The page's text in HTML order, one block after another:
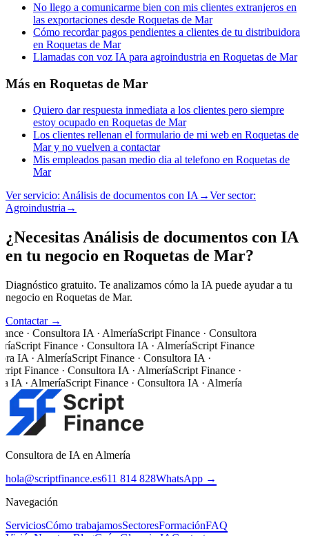
No llego a comunicarme bien con mis clientes extranjeros en
las exportaciones desde Roquetas de Mar
Cómo recordar pagos pendientes a clientes de tu distribuidora
en Roquetas de Mar
Llamadas con voz IA para agroindustria en Roquetas de Mar
Más en Roquetas de Mar
Quiero dar respuesta inmediata a los clientes pero siempre
estoy ocupado en Roquetas de Mar
Los clientes rellenan el formulario de mi web en Roquetas de
Mar y no vuelven a contactar
Mis empleados pasan medio dia al telefono en Roquetas de
Mar
Ver servicio: Análisis de documentos con IA →Ver sector:
Agroindustria →
¿Necesitas Análisis de documentos con IA
en tu negocio en Roquetas de Mar?
Diagnóstico gratuito. Te analizamos cómo la IA puede ayudar a tu
negocio en Roquetas de Mar.
Contactar →
· Consultora IA · AlmeríaScript Finance · Consultora
Script Finance · Consultora IA · AlmeríaScript Finance
IA · AlmeríaScript Finance · Consultora IA ·
Finance · Consultora IA · AlmeríaScript Finance ·
IA · AlmeríaScript Finance · Consultora IA · Almería
Consultora de IA en Almería
hola@scriptfinance.es611 814 828WhatsApp →
Navegación
ServiciosCómo trabajamosSectoresFormaciónFAQ